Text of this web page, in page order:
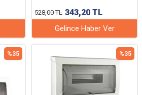
528,00TL 343,20 TL
Gelince Haber Ver
%35 %35